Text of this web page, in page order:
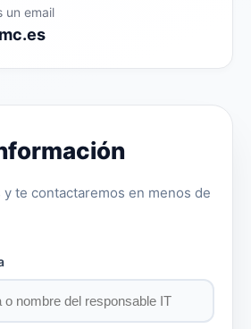
un email
te contactaremos en menos de